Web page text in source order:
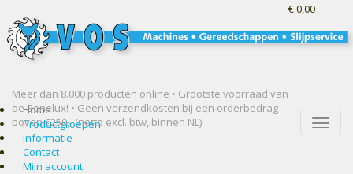
Meer dan 8.000 producten online • Grootste voorraad van
de Benelux! • Geen verzendkosten bij een orderbedrag
boven €250,- (netto excl. btw, binnen NL)
€ 0,00
Toggle
Home
Productgroepen
Informatie
Contact
Mijn account